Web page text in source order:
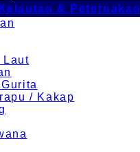
& Peternakan
Laut
/ Kakap